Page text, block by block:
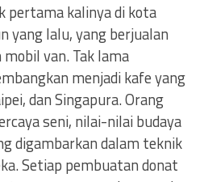
kalinya di kota
yang lalu, yang berjualan
van. Tak lama
menjadi kafe yang
dan Singapura. Orang
seni, nilai-nilai budaya
digambarkan dalam teknik
Setiap pembuatan donat